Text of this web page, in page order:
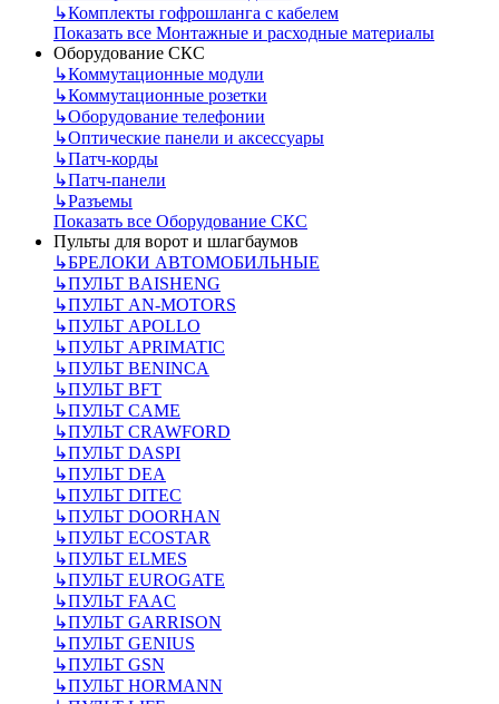
↳Комплекты гофрошланга с кабелем
Показать все Монтажные и расходные материалы
Оборудование СКС
↳Коммутационные модули
↳Коммутационные розетки
↳Оборудование телефонии
↳Оптические панели и аксессуары
↳Патч-корды
↳Патч-панели
↳Разъемы
Показать все Оборудование СКС
Пульты для ворот и шлагбаумов
↳БРЕЛОКИ АВТОМОБИЛЬНЫЕ
↳ПУЛЬТ BAISHENG
↳ПУЛЬТ AN-MOTORS
↳ПУЛЬТ APOLLO
↳ПУЛЬТ APRIMATIC
↳ПУЛЬТ BENINCA
↳ПУЛЬТ BFT
↳ПУЛЬТ CAME
↳ПУЛЬТ CRAWFORD
↳ПУЛЬТ DASPI
↳ПУЛЬТ DEA
↳ПУЛЬТ DITEC
↳ПУЛЬТ DOORHAN
↳ПУЛЬТ ECOSTAR
↳ПУЛЬТ ELMES
↳ПУЛЬТ EUROGATE
↳ПУЛЬТ FAAC
↳ПУЛЬТ GARRISON
↳ПУЛЬТ GENIUS
↳ПУЛЬТ GSN
↳ПУЛЬТ HORMANN